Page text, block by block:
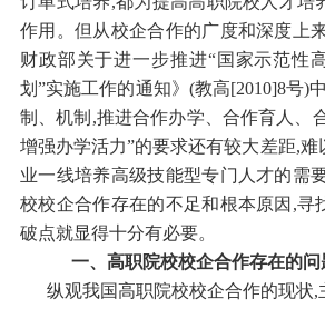
作用。但从校企合作的广度和深度上
财政部关于进一步推进“国家示范性
划”实施工作的通知》(教高[2010]8号)
制、机制,推进合作办学、合作育人、
增强办学活力”的要求还有较大差距,
业一线培养高级技能型专门人才的需
校校企合作存在的不足和根本原因,寻
破点就显得十分有必要。
一、高职院校校企合作存在的
纵观我国高职院校校企合作的现状